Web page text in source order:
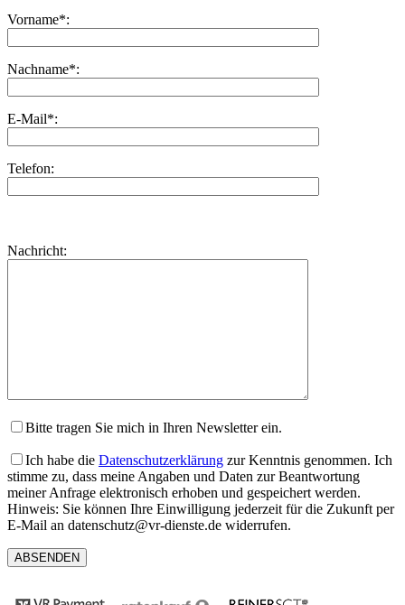
Vorname*:
Nachname*:
E-Mail*:
Telefon:
dieses
lasse
Nachricht:
Bitte tragen Sie mich in Ihren Newsletter ein.
Ich habe die Datenschutzerklärung zur Kenntnis genommen. Ich
stimme zu, dass meine Angaben und Daten zur Beantwortung
meiner Anfrage elektronisch erhoben und gespeichert werden.
Hinweis: Sie können Ihre Einwilligung jederzeit für die Zukunft per
E-Mail an datenschutz@vr-dienste.de widerrufen.